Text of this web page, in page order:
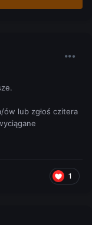
ów lub zgłoś czitera
1